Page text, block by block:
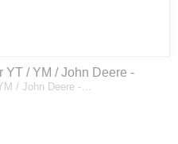
YT / YM / John Deere -
/ John Deere -…